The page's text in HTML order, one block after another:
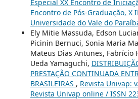
Especial XX Encontro de
Encontro de Pós-Graduação, X
Universidade do Vale do
Ely Mitie Massuda, Edson
Picinin Bernuci, Sonia Maria
Mateus Dias Antunes, Fabrício
Ueda Yamaguchi,
PRESTAÇÃO CONTINUADA
BRASILEIRAS , Revista Univap:
Revista Univap online / ISSN